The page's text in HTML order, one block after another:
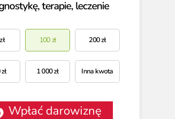
terapie, leczenie
100zł 200zł
zł 1 000zł Inna kwota
Wpłać darowiznę